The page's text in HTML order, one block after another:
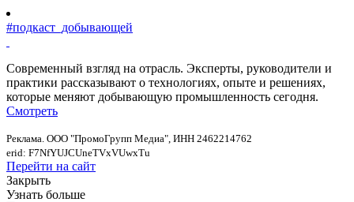
#подкаст_добывающей
Современный взгляд на отрасль. Эксперты, руководители и
практики рассказывают о технологиях, опыте и решениях,
которые меняют добывающую промышленность сегодня.
Смотреть
Реклама. ООО "ПромоГрупп Медиа", ИНН 2462214762
erid: F7NfYUJCUneTVxVUwxTu
Перейти на сайт
Закрыть
Узнать больше